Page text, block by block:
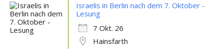
Israelis in Berlin nach dem 7. Oktober -
Lesung
7 Okt. 26
Hainsfarth